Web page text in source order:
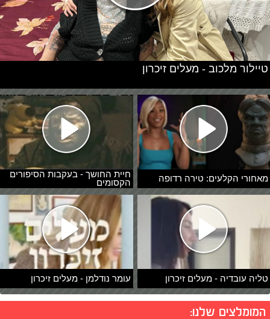
מאחורי הקלעים: טירה רדופה
חיית החושך - בעקבות הסיפורים
הקסומים
טליה עובדיה - מעלים זיכרון עומר נודלמן - מעלים זיכרון
טיילור מלכוב - מעלים זיכרון
המומלצים שלנו: